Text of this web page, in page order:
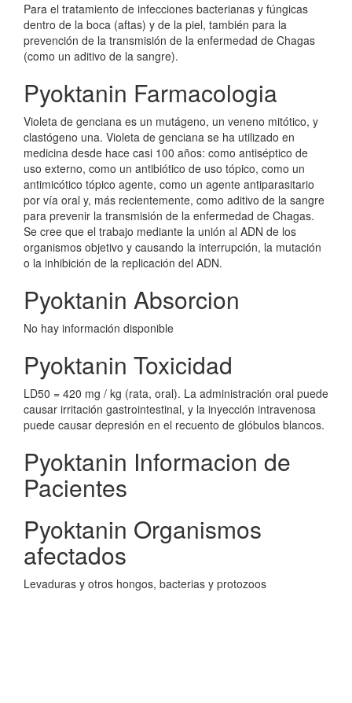
Para el tratamiento de infecciones bacterianas y fúngicas
dentro de la boca (aftas) y de la piel, también para la
prevención de la transmisión de la enfermedad de Chagas
(como un aditivo de la sangre).
Pyoktanin Farmacologia
Violeta de genciana es un mutágeno, un veneno mitótico, y
clastógeno una. Violeta de genciana se ha utilizado en
medicina desde hace casi 100 años: como antiséptico de
uso externo, como un antibiótico de uso tópico, como un
antimicótico tópico agente, como un agente antiparasitario
por vía oral y, más recientemente, como aditivo de la sangre
para prevenir la transmisión de la enfermedad de Chagas.
Se cree que el trabajo mediante la unión al ADN de los
organismos objetivo y causando la interrupción, la mutación
o la inhibición de la replicación del ADN.
Pyoktanin Absorcion
No hay información disponible
Pyoktanin Toxicidad
LD50 = 420 mg / kg (rata, oral). La administración oral puede
causar irritación gastrointestinal, y la inyección intravenosa
puede causar depresión en el recuento de glóbulos blancos.
Pyoktanin Informacion de
Pacientes
Pyoktanin Organismos
afectados
Levaduras y otros hongos, bacterias y protozoos